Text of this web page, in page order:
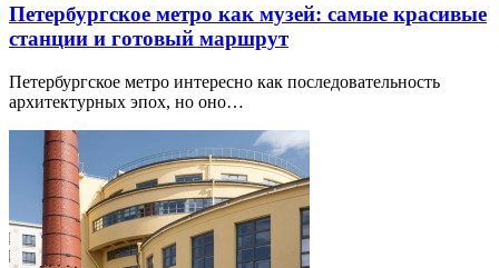
Петербургское метро как музей: самые красивые
станции и готовый маршрут
Петербургское метро интересно как последовательность
архитектурных эпох, но оно…